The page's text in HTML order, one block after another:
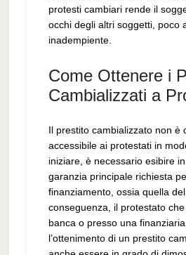
protesti cambiari rende il
occhi degli altri soggetti, poco
inadempiente.
Come Ottenere i
Cambializzati a
Il prestito cambializzato non è
accessibile ai protestati in
iniziare, è necessario esibire
garanzia principale richiesta
finanziamento, ossia quella
conseguenza, il protestato
banca o presso una
l’ottenimento di un prestito